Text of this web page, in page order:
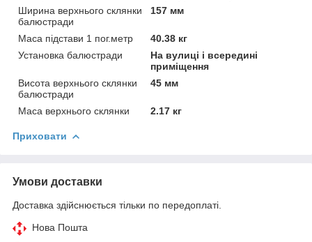
Ширина верхнього склянки
балюстради
157 мм
Маса підстави 1 пог.метр
40.38 кг
Установка балюстради
На вулиці і всередині
приміщення
Висота верхнього склянки
балюстради
45 мм
Маса верхнього склянки 2.17 кг
Приховати
Умови доставки
Доставка здійснюється тільки по передоплаті.
Нова Пошта